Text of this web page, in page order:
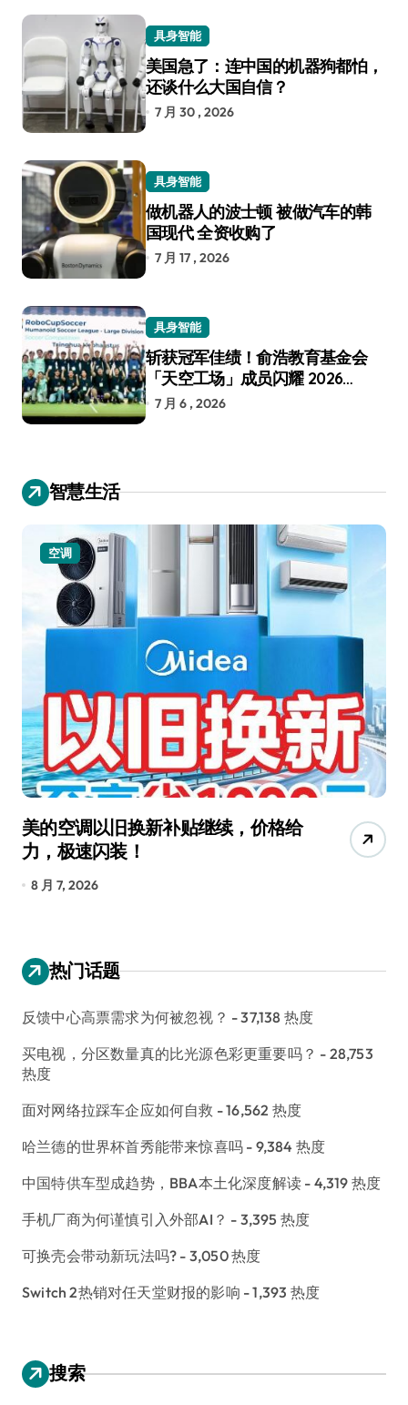
具身智能
美国急了：连中国的机器狗都怕，
还谈什么大国自信？
7 月 30 , 2026
具身智能
做机器人的波士顿 被做汽车的韩
国现代 全资收购了
7 月 17 , 2026
具身智能
斩获冠军佳绩！俞浩教育基金会
「天空工场」成员闪耀 2026
RoboCup 机器人世界杯
7 月 6 , 2026
智慧生活
空调
美的空调以旧换新补贴继续，价格给
力，极速闪装！
8 月 7, 2026
热门话题
反馈中心高票需求为何被忽视？ - 37,138 热度
买电视，分区数量真的比光源色彩更重要吗？ - 28,753
热度
面对网络拉踩车企应如何自救 - 16,562 热度
哈兰德的世界杯首秀能带来惊喜吗 - 9,384 热度
中国特供车型成趋势，BBA本土化深度解读 - 4,319 热度
手机厂商为何谨慎引入外部AI？ - 3,395 热度
可换壳会带动新玩法吗? - 3,050 热度
Switch 2热销对任天堂财报的影响 - 1,393 热度
搜索